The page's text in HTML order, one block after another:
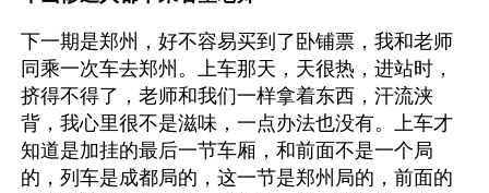
下一期是郑州，好不容易买到了卧铺票，我和老师
同乘一次车去郑州。上车那天，天很热，进站时，
挤得不得了，老师和我们一样拿着东西，汗流浃
背，我心里很不是滋味，一点办法也没有。上车才
知道是加挂的最后一节车厢，和前面不是一个局
的，列车是成都局的，这一节是郑州局的，前面的